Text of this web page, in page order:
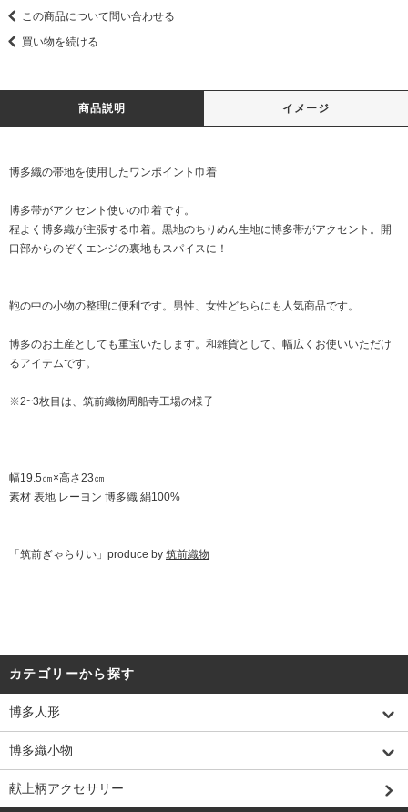
この商品について問い合わせる
買い物を続ける
商品説明 イメージ
博多織の帯地を使用したワンポイント巾着
博多帯がアクセント使いの巾着です。
程よく博多織が主張する巾着。黒地のちりめん生地に博多帯がアクセント。開
口部からのぞくエンジの裏地もスパイスに！
鞄の中の小物の整理に便利です。男性、女性どちらにも人気商品です。
博多のお土産としても重宝いたします。和雑貨として、幅広くお使いいただけ
るアイテムです。
※2~3枚目は、筑前織物周船寺工場の様子
幅19.5㎝×高さ23㎝
素材 表地 レーヨン 博多織 絹100%
「筑前ぎゃらりい」produce by 筑前織物
カテゴリーから探す
博多人形
博多織小物
献上柄アクセサリー